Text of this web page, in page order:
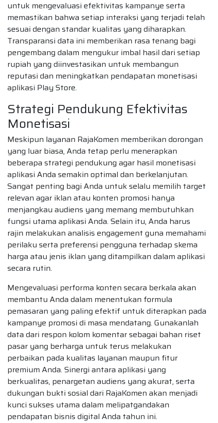
untuk mengevaluasi efektivitas kampanye serta
memastikan bahwa setiap interaksi yang terjadi telah
sesuai dengan standar kualitas yang diharapkan.
Transparansi data ini memberikan rasa tenang bagi
pengembang dalam mengukur imbal hasil dari setiap
rupiah yang diinvestasikan untuk membangun
reputasi dan meningkatkan pendapatan monetisasi
aplikasi Play Store.
Strategi Pendukung Efektivitas
Monetisasi
Meskipun layanan RajaKomen memberikan dorongan
yang luar biasa, Anda tetap perlu menerapkan
beberapa strategi pendukung agar hasil monetisasi
aplikasi Anda semakin optimal dan berkelanjutan.
Sangat penting bagi Anda untuk selalu memilih target
relevan agar iklan atau konten promosi hanya
menjangkau audiens yang memang membutuhkan
fungsi utama aplikasi Anda. Selain itu, Anda harus
rajin melakukan analisis engagement guna memahami
perilaku serta preferensi pengguna terhadap skema
harga atau jenis iklan yang ditampilkan dalam aplikasi
secara rutin.
Mengevaluasi performa konten secara berkala akan
membantu Anda dalam menentukan formula
pemasaran yang paling efektif untuk diterapkan pada
kampanye promosi di masa mendatang. Gunakanlah
data dari respon kolom komentar sebagai bahan riset
pasar yang berharga untuk terus melakukan
perbaikan pada kualitas layanan maupun fitur
premium Anda. Sinergi antara aplikasi yang
berkualitas, penargetan audiens yang akurat, serta
dukungan bukti sosial dari RajaKomen akan menjadi
kunci sukses utama dalam melipatgandakan
pendapatan bisnis digital Anda tahun ini.